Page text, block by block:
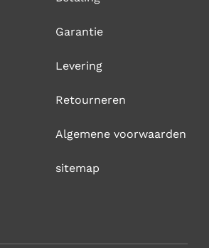
Garantie
Levering
Retourneren
Algemene voorwaarden
sitemap